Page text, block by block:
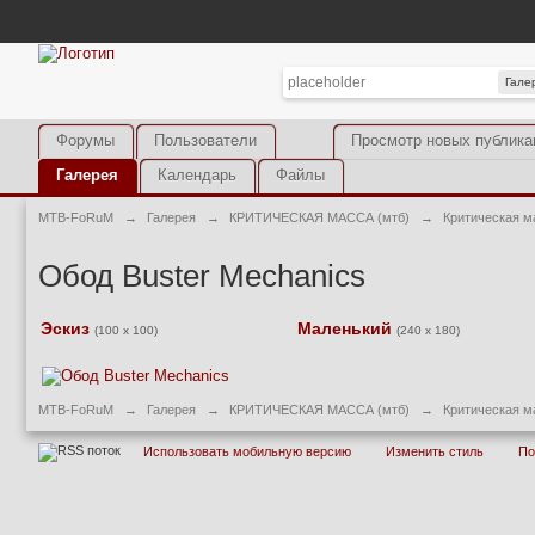
Просмотр новых
Форумы
Пользователи
Галерея
Календарь Файлы
MTB-FoRuM → Галерея → КРИТИЧЕСКАЯ МАССА (мтб) → Критическая
Обод Buster Mechanics
Эскиз (100 x 100) Маленький (240 x 180)
MTB-FoRuM → Галерея → КРИТИЧЕСКАЯ МАССА (мтб) → Критическая
Использовать мобильную версию Изменить стиль